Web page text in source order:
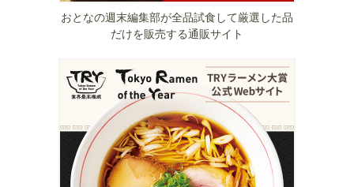
おとなの週末編集部が全品試食して厳選した品
だけを販売する通販サイト